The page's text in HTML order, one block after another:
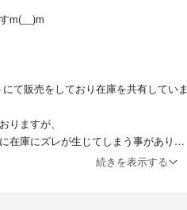
m(__)m
て販売をしており在庫を共有していま
りますが、
在庫にズレが生じてしまう事がありま
続きを表示する